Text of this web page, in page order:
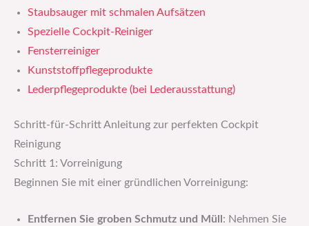
Staubsauger mit schmalen Aufsätzen
Spezielle Cockpit-Reiniger
Fensterreiniger
Kunststoffpflegeprodukte
Lederpflegeprodukte (bei Lederausstattung)
Schritt-für-Schritt Anleitung zur perfekten Cockpit
Reinigung
Schritt 1: Vorreinigung
Beginnen Sie mit einer gründlichen Vorreinigung:
Entfernen Sie groben Schmutz und Müll : Nehmen Sie